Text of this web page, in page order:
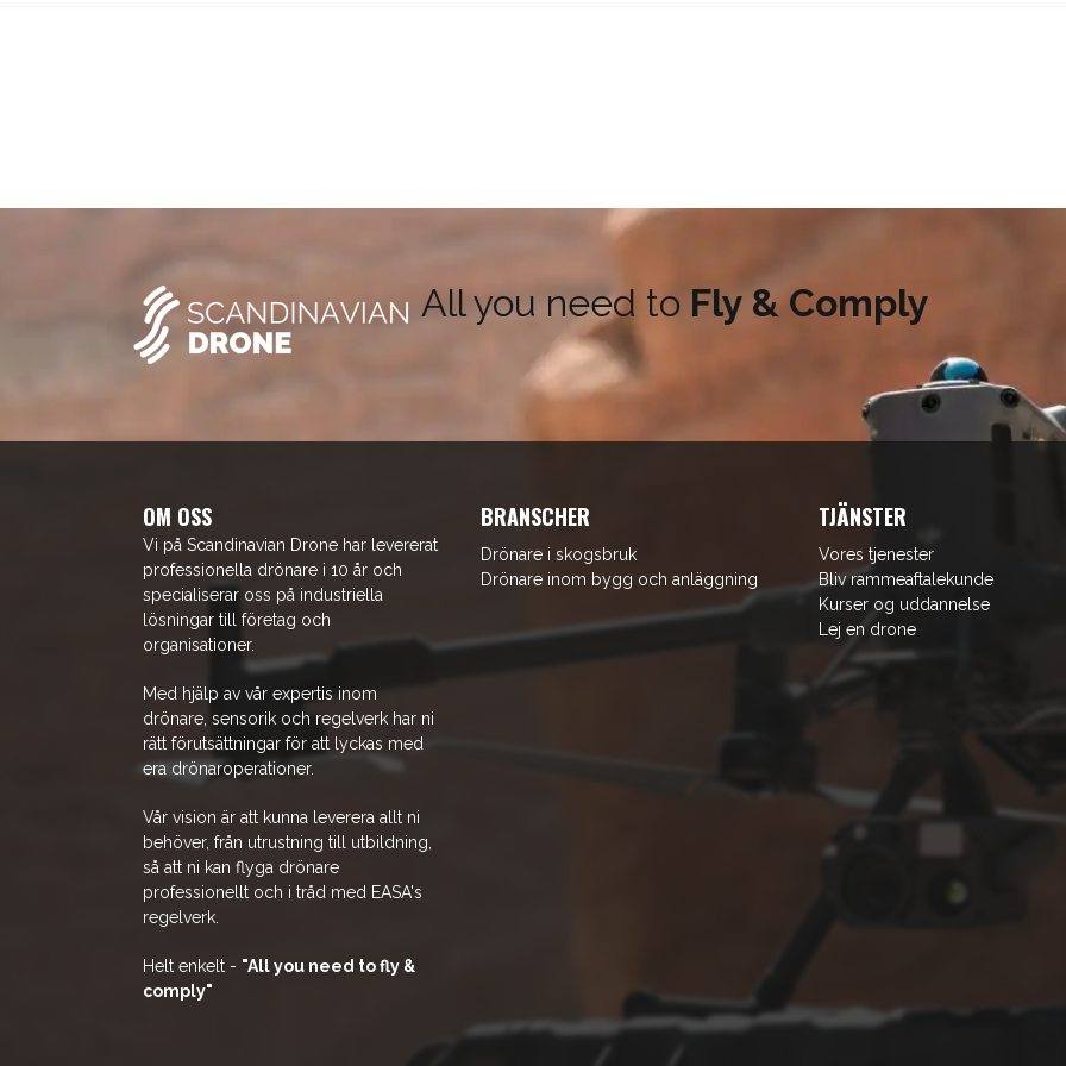
All you need to Fly & Comply
OM OSS
Vi på Scandinavian Drone har levererat
professionella drönare i 10 år och
specialiserar oss på industriella
lösningar till företag och
organisationer.
Med hjälp av vår expertis inom
drönare, sensorik och regelverk har ni
rätt förutsättningar för att lyckas med
era drönaroperationer.
Vår vision är att kunna leverera allt ni
behöver, från utrustning till utbildning,
så att ni kan flyga drönare
professionellt och i tråd med EASA's
regelverk.
Helt enkelt - "All you need to fly &
comply"
BRANSCHER
Drönare i skogsbruk
Drönare inom bygg och anläggning
TJÄNSTER
Vores tjenester
Bliv rammeaftalekunde
Kurser og uddannelse
Lej en drone